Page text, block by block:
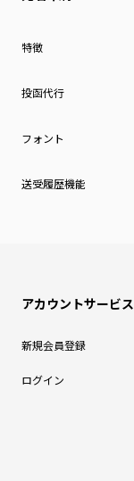
特徴
投函代行
フォント
送受履歴機能
アカウントサービス
新規会員登録
ログイン